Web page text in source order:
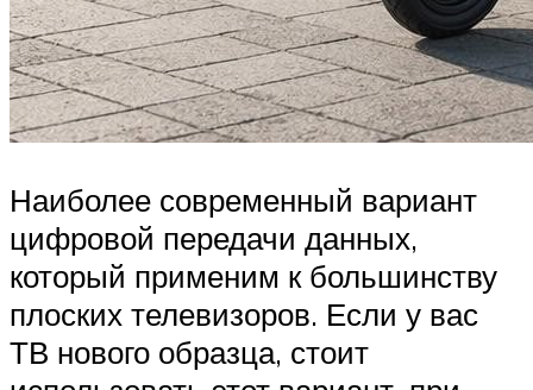
Наиболее современный вариант
цифровой передачи данных,
который применим к большинству
плоских телевизоров. Если у вас
ТВ нового образца, стоит